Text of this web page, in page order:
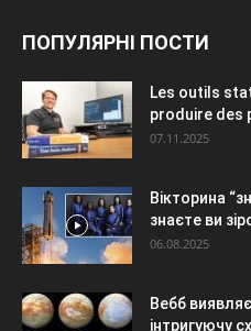
ПОПУЛЯРНІ ПОСТИ
Les outils
produire des
07.11.2025
Вікторина
знаєте ви
06.08.2025
Вебб
інтригуючу